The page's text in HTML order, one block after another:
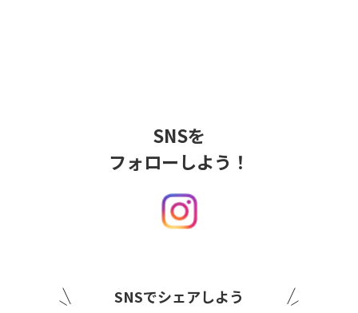
SNSを
フォローしよう！
SNSでシェアしよう